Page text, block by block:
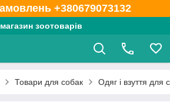
+380679073132
зоотоварів
Товари для собак Одяг і взуття для